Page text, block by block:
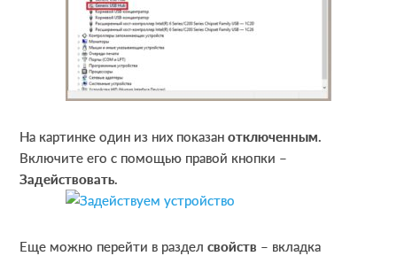
На картинке один из них показанотключенным.
Включите его с помощью правой кнопки –
Задействовать.
Еще можно перейти в разделсвойств – вкладка